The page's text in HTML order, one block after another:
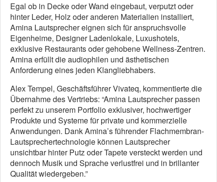
Egal ob in Decke oder Wand eingebaut, verputzt oder
hinter Leder, Holz oder anderen Materialien installiert,
Amina Lautsprecher eignen sich für anspruchsvolle
Eigenheime, Designer Ladenlokale, Luxushotels,
exklusive Restaurants oder gehobene Wellness-Zentren.
Amina erfüllt die audiophilen und ästhetischen
Anforderung eines jeden Klangliebhabers.
Alex Tempel, Geschäftsführer Vivateq, kommentierte die
Übernahme des Vertriebs: “Amina Lautsprecher passen
perfekt zu unserem Portfolio exklusiver, hochwertiger
Produkte und Systeme für private und kommerzielle
Anwendungen. Dank Amina’s führender Flachmembran-
Lautsprechertechnologie können Lautsprecher
unsichtbar hinter Putz oder Tapete versteckt werden und
dennoch Musik und Sprache verlustfrei und in brillanter
Qualität wiedergeben.”